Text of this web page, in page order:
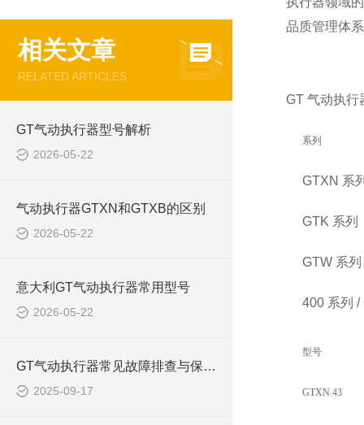
相关文章
RELATED ARTICLES
GT气动执行器型号解析
2026-05-22
气动执行器GTXN和GTXB的区别
2026-05-22
意大利GT气动执行器常用型号
2026-05-22
GT气动执行器常见故障排查与保养技巧
2025-09-17
品质管理体
GT 气动执行
系列
GTXN 系
GTK 系列
GTW 系列
400 系列 /
型号
GTXN.43